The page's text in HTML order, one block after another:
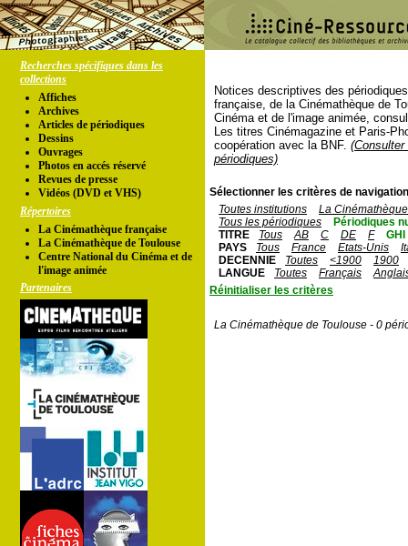
Recherches spécifiques dans les
collections
Affiches
Archives
Articles de périodiques
Dessins
Ouvrages
Photos en accés réservé
Revues de presse
Vidéos (DVD et VHS)
Répertoires
La Cinémathèque française
La Cinémathèque de Toulouse
Centre National du Cinéma et de
l'image animée
Partenaires
Notices descriptives des
française, de la Cinémathèque de
Cinéma et de l'image animée,
Les titres Cinémagazine et Paris-
coopération avec la BNF.
périodiques)
Sélectionner les critères de
Toutes institutions
La
Tous les périodiques
Périodiques
TITRE
Tous AB C DE F
GHI
PAYS
Tous France Etats-Unis
DECENNIE
Toutes <1900
1900
LANGUE
Toutes Français
Réinitialiser les critères
La Cinémathèque de Toulouse - 0